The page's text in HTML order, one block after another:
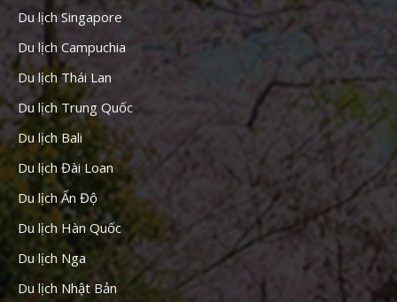
Du lịch Singapore
Du lịch Campuchia
Du lịch Thái Lan
Du lịch Trung Quốc
Du lịch Bali
Du lịch Đài Loan
Du lịch Ấn Độ
Du lịch Hàn Quốc
Du lịch Nga
Du lịch Nhật Bản